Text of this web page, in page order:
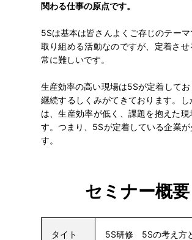
関わる仕事の原点です。
5Sは基本は皆さんよくご存じのテーマ
取り組める活動なのですが、定着さ
常に難しいです。
生産効率の高い現場は5Sが定着して
継続するしくみがてきております。し
は、生産効率が低く、課題を抱えた
す。つまり、5Sが定着している企業
す。
セミナー概要
タイト
5S研修 5Sの考え方